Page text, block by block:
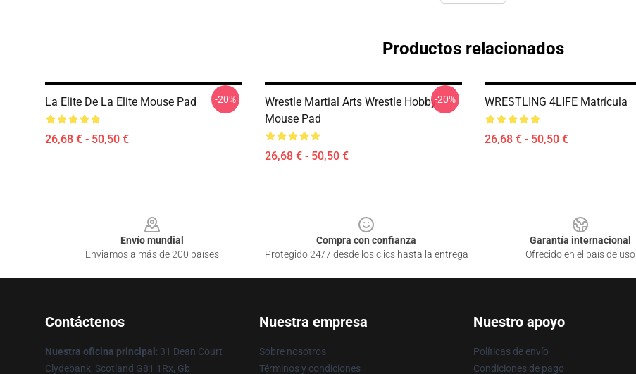
Productos relacionados
La Elite De La Elite Mouse Pad
26,68 € - 50,50 €
-20%
Wrestle Martial Arts Wrestle Hobby
Mouse Pad
26,68 € - 50,50 €
-20% WRESTLING 4LIFE Matrícula
26,68 € - 50,50 €
Envío mundial
Enviamos a más de 200 países
Compra con confianza
Protegido 24/7 desde los clics hasta la entrega
Garantía internacional
Ofrecido en el país de uso
Contáctenos
Nuestra oficina principal : 31 Dean Court
Clydebank, Scotland G81 1Rx, Gb
Nuestra empresa
Sobre nosotros
Términos y condiciones
Nuestro apoyo
Políticas de envío
Condiciones de pago